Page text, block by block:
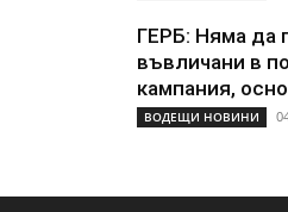
ГЕРБ: Няма да
въвличани в
кампания,
ВОДЕЩИ НОВИНИ